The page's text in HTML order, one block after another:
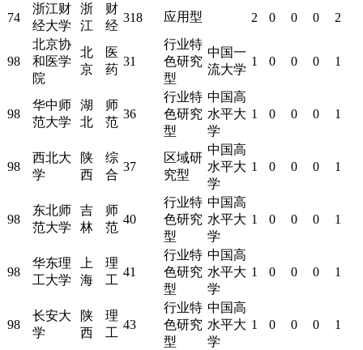
74
浙江财
经大学
浙
江
财
经
318 应用型 2 0 0 0 2
98
北京协
和医学
院
北
京
医
药
31
行业特
色研究
型
中国一
流大学
1 0 0 0 1
98
华中师
范大学
湖
北
师
范
36
行业特
色研究
型
中国高
水平大
学
1 0 0 0 1
98
西北大
学
陕
西
综
合
37
区域研
究型
中国高
水平大
学
1 0 0 0 1
98
东北师
范大学
吉
林
师
范
40
行业特
色研究
型
中国高
水平大
学
1 0 0 0 1
98
华东理
工大学
上
海
理
工
41
行业特
色研究
型
中国高
水平大
学
1 0 0 0 1
98
长安大
学
陕
西
理
工
43
行业特
色研究
型
中国高
水平大
学
1 0 0 0 1